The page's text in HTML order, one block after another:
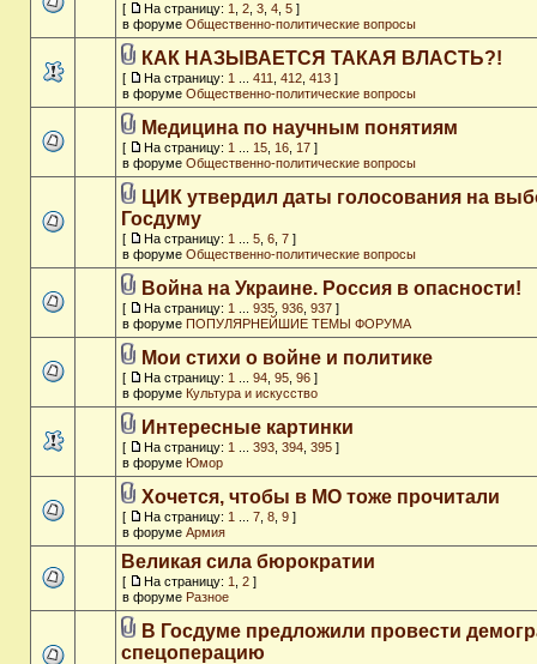
[ На страницу: 1 2 3 4 5 ]
в форуме Общественно-политические вопросы
КАК НАЗЫВАЕТСЯ ТАКАЯ ВЛАСТЬ?!
[ На страницу: 1 411 412 413 ]
в форуме Общественно-политические вопросы
Медицина по научным понятиям
[ На страницу: 1 15 16 17 ]
в форуме Общественно-политические вопросы
ЦИК утвердил даты голосования на
Госдуму
[ На страницу: 1 5 6 7 ]
в форуме Общественно-политические вопросы
Война на Украине. Россия в опасности!
[ На страницу: 1 935 936 937 ]
в форуме ПОПУЛЯРНЕЙШИЕ ТЕМЫ ФОРУМА
Мои стихи о войне и политике
[ На страницу: 1 94 95 96 ]
в форуме Культура и искусство
Интересные картинки
[ На страницу: 1 393 394 395 ]
в форуме Юмор
Хочется, чтобы в МО тоже прочитали
[ На страницу: 1 7 8 9 ]
в форуме Армия
Великая сила бюрократии
[ На страницу: 1 2 ]
в форуме Разное
В Госдуме предложили провести
спецоперацию